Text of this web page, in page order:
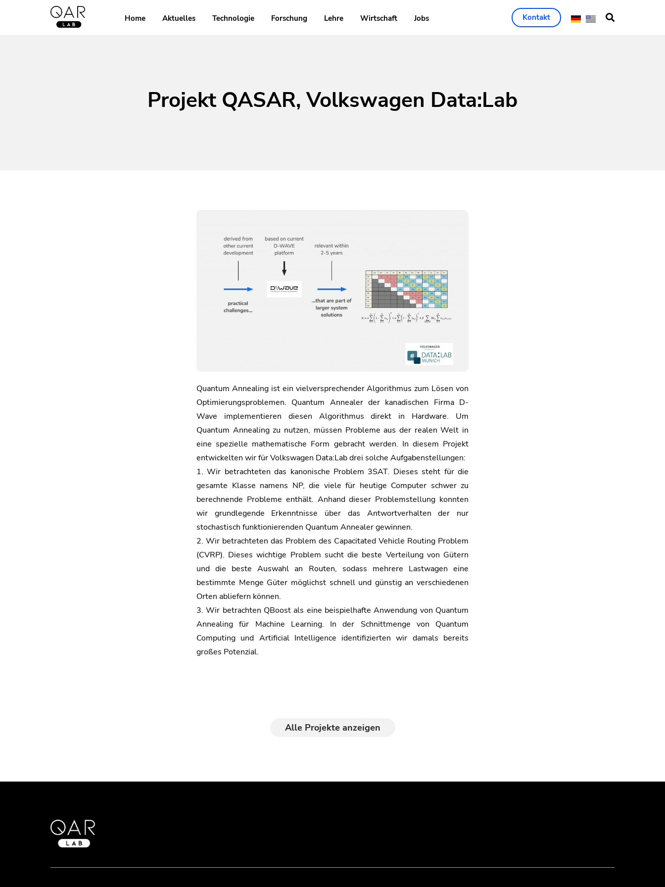
Home Aktuelles Technologie Forschung Lehre Wirtschaft Jobs Kontakt
Projekt QASAR, Volkswagen Data:Lab
Quantum Annealing ist ein vielversprechender Algorithmus zum Lösen von
Optimierungsproblemen. Quantum Annealer der kanadischen Firma D-
Wave implementieren diesen Algorithmus direkt in Hardware. Um
Quantum Annealing zu nutzen, müssen Probleme aus der realen Welt in
eine spezielle mathematische Form gebracht werden. In diesem Projekt
entwickelten wir für Volkswagen Data:Lab drei solche Aufgabenstellungen:
1. Wir betrachteten das kanonische Problem 3SAT. Dieses steht für die
gesamte Klasse namens NP, die viele für heutige Computer schwer zu
berechnende Probleme enthält. Anhand dieser Problemstellung konnten
wir grundlegende Erkenntnisse über das Antwortverhalten der nur
stochastisch funktionierenden Quantum Annealer gewinnen.
2. Wir betrachteten das Problem des Capacitated Vehicle Routing Problem
(CVRP). Dieses wichtige Problem sucht die beste Verteilung von Gütern
und die beste Auswahl an Routen, sodass mehrere Lastwagen eine
bestimmte Menge Güter möglichst schnell und günstig an verschiedenen
Orten abliefern können.
3. Wir betrachten QBoost als eine beispielhafte Anwendung von Quantum
Annealing für Machine Learning. In der Schnittmenge von Quantum
Computing und Artificial Intelligence identifizierten wir damals bereits
großes Potenzial.
Alle Projekte anzeigen